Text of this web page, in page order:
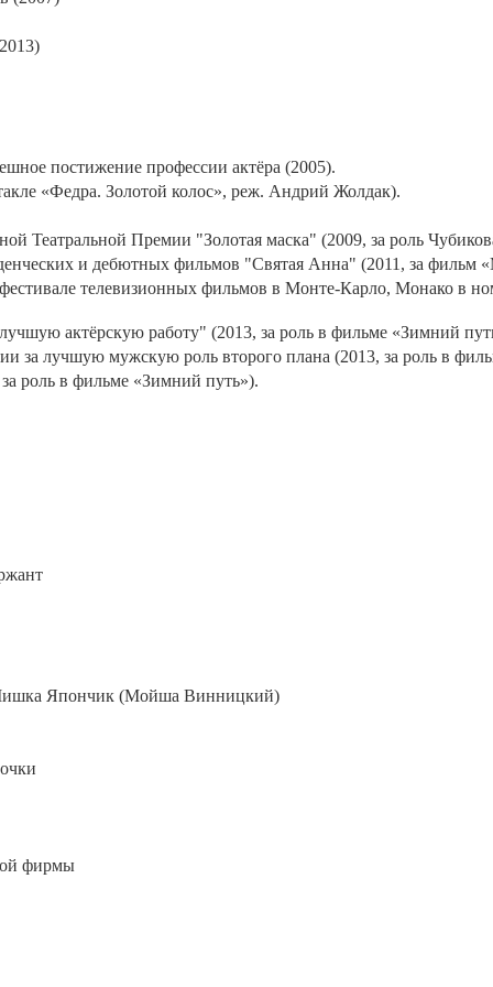
постижение профессии актёра (2005).
«Федра. Золотой колос», реж. Андрий Жолдак).
Премии "Золотая маска" (2009, за роль
и дебютных фильмов "Святая Анна" (2011, за фильм
телевизионных фильмов в Монте-Карло, Монако в
актёрскую работу" (2013, за роль в фильме «Зимний
за лучшую мужскую роль второго плана (2013, за роль в
роль в фильме «Зимний путь»).
Япончик (Мойша Винницкий)
фирмы